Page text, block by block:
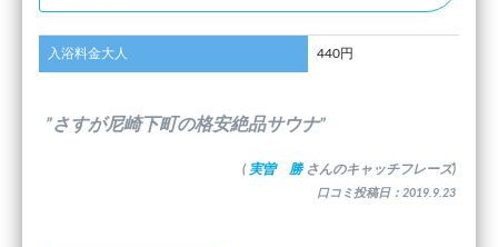
入浴料金大人 440円
”さすが尼崎下町の格安絶品サウナ”
( 実曽 勝 さんのキャッチフレーズ)
口コミ投稿日：2019.9.23